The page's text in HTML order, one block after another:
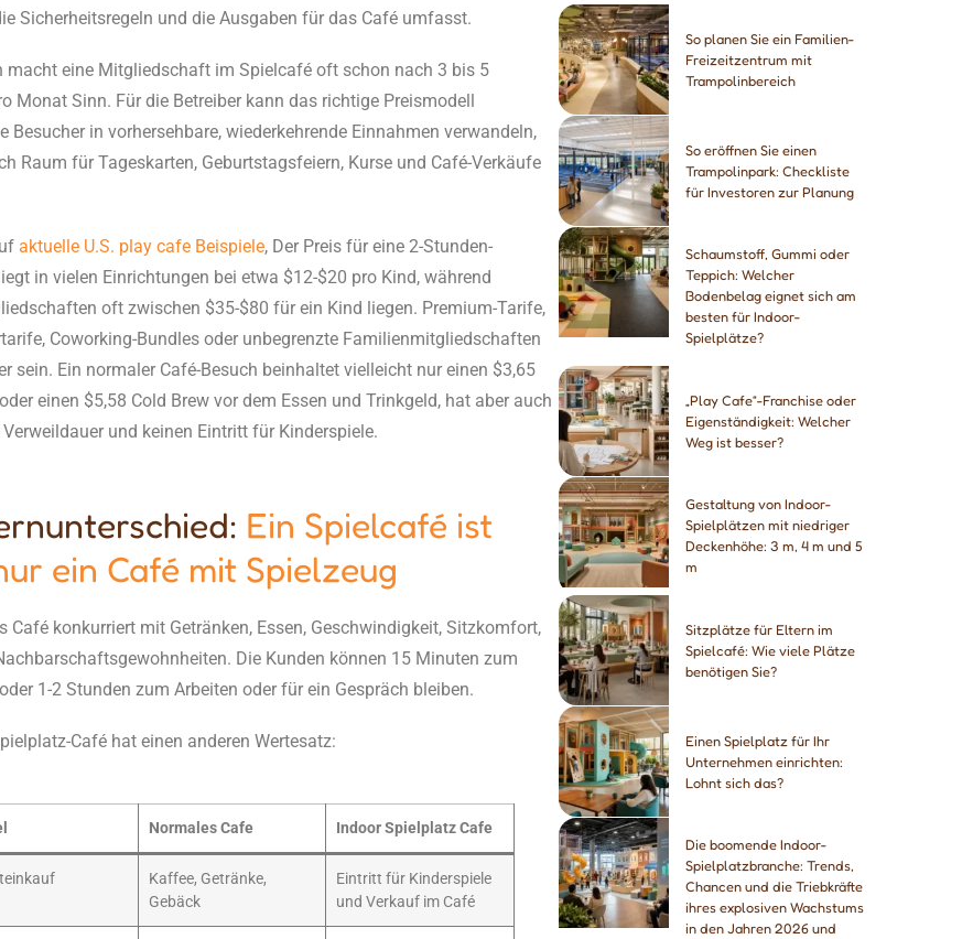
Sicherheitsregeln und die Ausgaben für das Café umfasst.
macht eine Mitgliedschaft im Spielcafé oft schon nach 3 bis 5
Monat Sinn. Für die Betreiber kann das richtige Preismodell
Besucher in vorhersehbare, wiederkehrende Einnahmen verwandeln,
Raum für Tageskarten, Geburtstagsfeiern, Kurse und Café-Verkäufe
aktuelle U.S. play cafe Beispiele, Der Preis für eine 2-Stunden-
in vielen Einrichtungen bei etwa $12-$20 pro Kind, während
oft zwischen $35-$80 für ein Kind liegen. Premium-Tarife,
Coworking-Bundles oder unbegrenzte Familienmitgliedschaften
sein. Ein normaler Café-Besuch beinhaltet vielleicht nur einen $3,65
einen $5,58 Cold Brew vor dem Essen und Trinkgeld, hat aber auch
Verweildauer und keinen Eintritt für Kinderspiele.
Ein Spielcafé ist
ein Café mit Spielzeug
Café konkurriert mit Getränken, Essen, Geschwindigkeit, Sitzkomfort,
Die Kunden können 15 Minuten zum
1-2 Stunden zum Arbeiten oder für ein Gespräch bleiben.
Café hat einen anderen Wertesatz:
Normales Cafe Indoor Spielplatz Cafe
Kaffee, Getränke,
Gebäck
Eintritt für Kinderspiele
und Verkauf im Café
So planen Sie ein Familien-
Freizeitzentrum mit
Trampolinbereich
So eröffnen Sie einen
Trampolinpark: Checkliste
für Investoren zur Planung
Schaumstoff, Gummi oder
Teppich: Welcher
Bodenbelag eignet sich am
besten für Indoor-
Spielplätze?
„Play Cafe“-Franchise oder
Eigenständigkeit: Welcher
Weg ist besser?
Gestaltung von Indoor-
Spielplätzen mit niedriger
Deckenhöhe: 3 m, 4 m und 5
m
Sitzplätze für Eltern im
Spielcafé: Wie viele Plätze
benötigen Sie?
Einen Spielplatz für Ihr
Unternehmen einrichten:
Lohnt sich das?
Die boomende Indoor-
Spielplatzbranche: Trends,
Chancen und die Triebkräfte
ihres explosiven Wachstums
in den Jahren 2026 und